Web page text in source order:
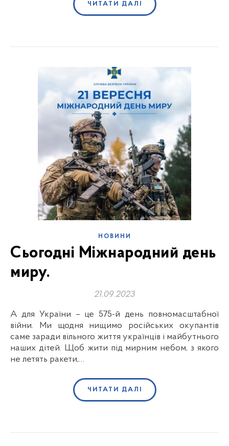
ЧИТАТИ ДАЛІ
НОВИНИ
Сьогодні Міжнародний день
миру.
21.09.2023
А для України – це 575-й день повномасштабної
війни. Ми щодня нищимо російських окупантів
саме заради вільного життя українців і майбутнього
наших дітей. Щоб жити під мирним небом, з якого
не летять ракети,…
ЧИТАТИ ДАЛІ